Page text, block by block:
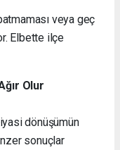
veya geç
Elbette ilçe
Olur
dönüşümün
sonuçlar